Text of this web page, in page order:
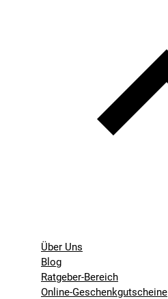
Über Uns
Blog
Ratgeber-Bereich
Online-Geschenkgutscheine